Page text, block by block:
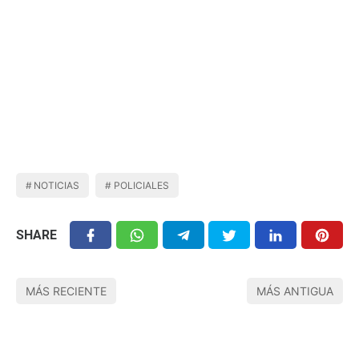
NOTICIAS POLICIALES
SHARE
MÁS RECIENTE MÁS ANTIGUA